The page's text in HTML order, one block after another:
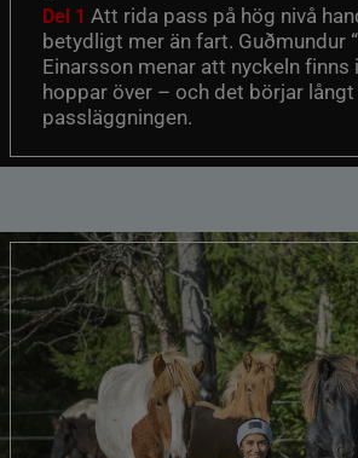
Del 1 Att rida pass på hög nivå
betydligt mer än fart. Guðmundur
Einarsson menar att nyckeln finns
hoppar över – och det börjar
passläggningen.